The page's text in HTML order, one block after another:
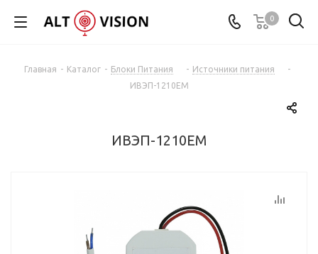
0
Главная - Каталог - Блоки Питания - Источники питания
-
ИВЭП-1210ЕM
ИВЭП-1210ЕM